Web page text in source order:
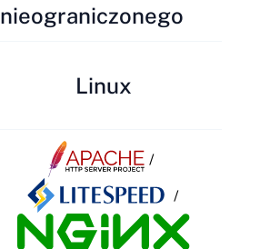
nieograniczonego
Linux
/
/